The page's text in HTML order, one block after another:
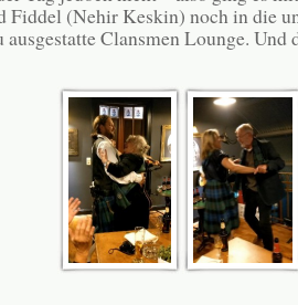
Fiddel (Nehir Keskin) noch in die
ausgestatte Clansmen Lounge.